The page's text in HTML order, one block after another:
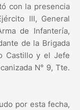
con la presencia
III, General
de Infantería,
de la Brigada
Castillo y el Jefe
N° 9, Tte.
por esta fecha,